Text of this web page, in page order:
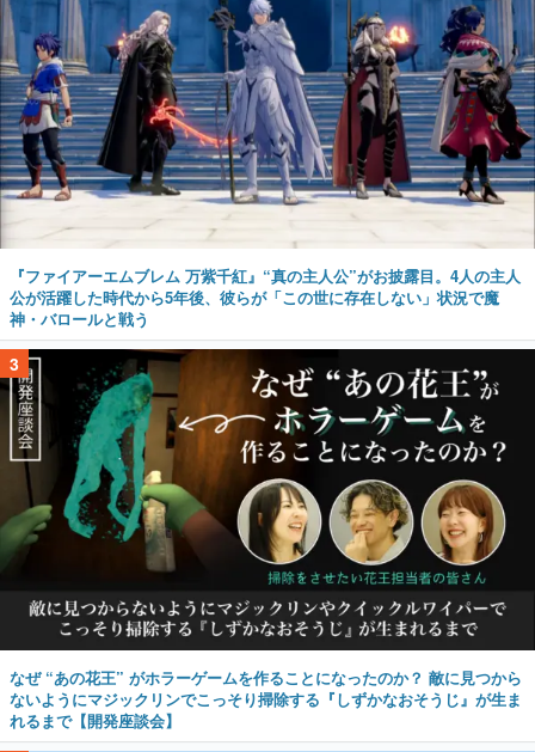
『ファイアーエムブレム 万紫千紅』“真の主人公”がお披露目。4人の主人
公が活躍した時代から5年後、彼らが「この世に存在しない」状況で魔
神・バロールと戦う
3
なぜ “あの花王” がホラーゲームを作ることになったのか？ 敵に見つから
ないようにマジックリンでこっそり掃除する『しずかなおそうじ』が生ま
れるまで【開発座談会】